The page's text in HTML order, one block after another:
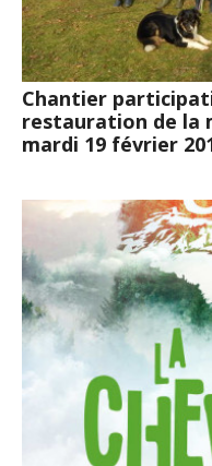
Chantier
restauration de la
mardi 19 février